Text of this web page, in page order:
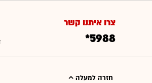
צרו איתנו קשר
*5988
חזרה למעלה